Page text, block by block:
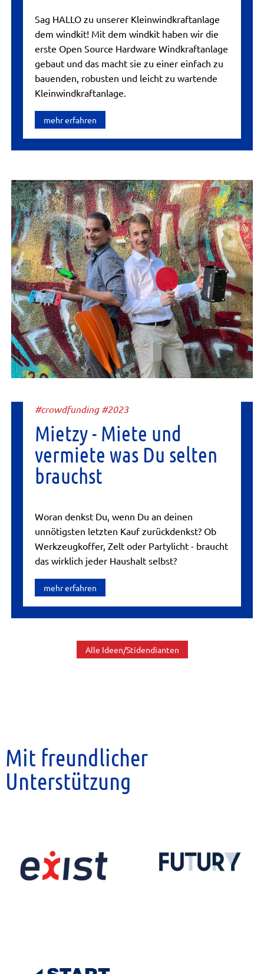
Sag HALLO zu unserer Kleinwindkraftanlage
dem windkit! Mit dem windkit haben wir die
erste Open Source Hardware Windkraftanlage
gebaut und das macht sie zu einer einfach zu
bauenden, robusten und leicht zu wartende
Kleinwindkraftanlage.
mehr erfahren
#crowdfunding #2023
Mietzy - Miete und
vermiete was Du selten
brauchst
Woran denkst Du, wenn Du an deinen
unnötigsten letzten Kauf zurückdenkst? Ob
Werkzeugkoffer, Zelt oder Partylicht - braucht
das wirklich jeder Haushalt selbst?
mehr erfahren
Alle Ideen/Stidendianten
Mit freundlicher
Unterstützung